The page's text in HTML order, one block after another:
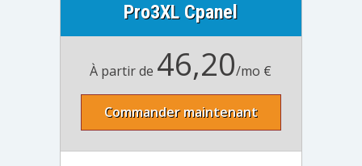
Pro3XL Cpanel
À partir de 46,20/mo €
Commander maintenant